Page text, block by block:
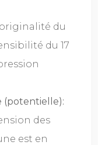
du
du 17
(potentielle):
des
est en